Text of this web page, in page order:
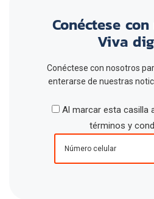
Conéctese
Viva
Conéctese con nosotros
enterarse de nuestras
Al marcar esta casilla
términos y